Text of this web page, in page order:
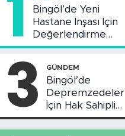
Bingöl’de Yeni
Hastane İnşası İçin
Değerlendirme
Toplantısı Yapıldı
3 GÜNDEM
Bingöl’de
Depremzedeler
İçin Hak Sahipliği
Askı Süreci
Başladı